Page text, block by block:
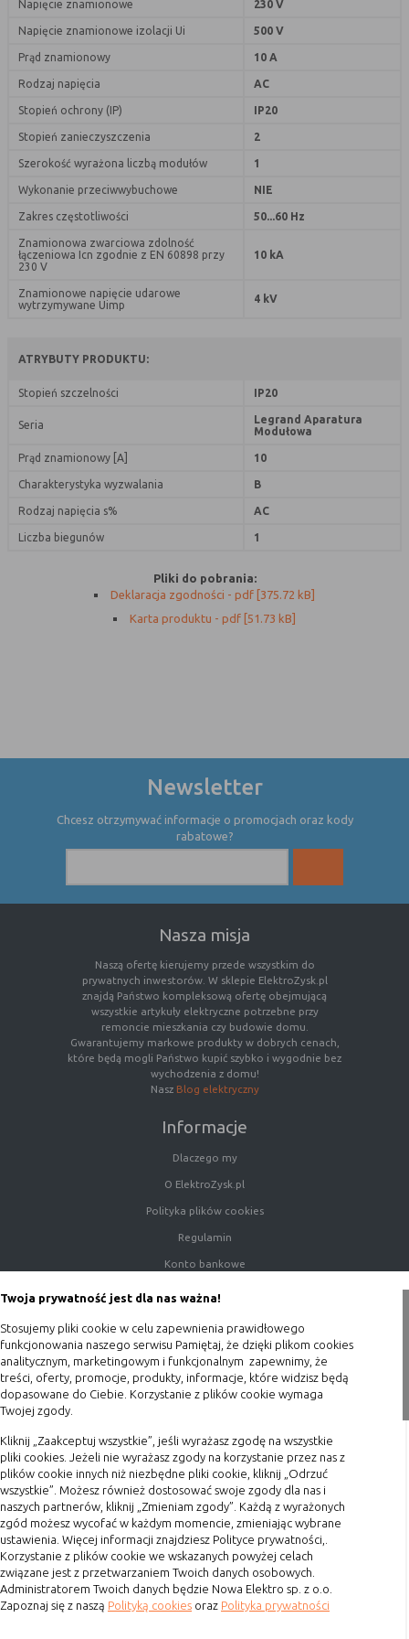
Twoja prywatność jest dla nas ważna!
Stosujemy pliki cookie w celu zapewnienia prawidłowego
funkcjonowania naszego serwisu Pamiętaj, że dzięki plikom cookies
analitycznym, marketingowym i funkcjonalnym zapewnimy, że
treści, oferty, promocje, produkty, informacje, które widzisz będą
dopasowane do Ciebie. Korzystanie z plików cookie wymaga
Twojej zgody.
Kliknij „Zaakceptuj wszystkie”, jeśli wyrażasz zgodę na wszystkie
pliki cookies. Jeżeli nie wyrażasz zgody na korzystanie przez nas z
plików cookie innych niż niezbędne pliki cookie, kliknij „Odrzuć
wszystkie”. Możesz również dostosować swoje zgody dla nas i
naszych partnerów, kliknij „Zmieniam zgody”. Każdą z wyrażonych
zgód możesz wycofać w każdym momencie, zmieniając wybrane
ustawienia. Więcej informacji znajdziesz Polityce prywatności,.
Korzystanie z plików cookie we wskazanych powyżej celach
związane jest z przetwarzaniem Twoich danych osobowych.
Administratorem Twoich danych będzie Nowa Elektro sp. z o.o.
Zapoznaj się z naszą Polityką cookies oraz Polityka prywatności
nie powinna uniemożliwić zupełnego
krzystania z niej,
- służą bardzo ważnym funkcjonalnościom
wybrane funkcje nie będą działać
prawidłowo.
Biznesowe
Umożliwiają realizację modelu
udostępniona jest witryna, ich
zablokowanie nie spowoduje
niedostępności całości funkcjonalności
świadczenia usługi ze względu na brak
witryny przychodów subsydiujących
działanie serwisu. Do tej kategorii należą
B. Ze względu na czas przez jaki cookie będzie
tymczasowe
(session
cookies)
przeglądarki (sesji), zostaje wykasowane
po jej zamknięciu
przeglądarki i pozostaje w urządzeniu
użytkownika na określony czas lub bez
okresu ważności w zależności od ustawień
Rodzaj
Opis
(first party
cookie umieszczone bezpośrednio przez
odwiedzona
zewnętrzne
(third-party
podmioty, których komponenty stron
zostały wywołane przez właściciela
cookie mogą być wywołane przez administratora
za pomocą skryptów, komponentów, które znajdują się na
serwerach partnera, umiejscowionych w innej lokalizacji –
innym kraju lub nawet zupełnie innym systemie prawnym.
W przypadku wywołania przez administratora witryny
komponentów serwisu pochodzących spoza systemu
administratora mogą obowiązywać inne standardowe
zasady polityki cookies niż polityka prywatności / cookies
administratora witryny.
Opis
umożliwiają ustawienia funkcji i usług
w serwisie
Bezpieczeństwo
i niezawodność
serwisu
umożliwiają weryfikację
wydajności serwisu
Uwierzytelnianie umożliwiają informowanie gdy
użytkownik jest zalogowany, dzięki
czemu witryna może pokazywać
Stan sesji
umożliwiają zapisywanie informacji o
tym, jak użytkownicy korzystają z
witryny. Mogą one dotyczyć najczęściej
odwiedzanych stron lub ewentualnych
komunikatów o błędach
wyświetlanych na niektórych stronach.
Pliki cookie służące do zapisywania
tzw. "stanu sesji" pomagają ulepszać
usługi i zwiększać komfort
przeglądania stron
Napięcie znamionowe 230 V
Napięcie znamionowe izolacji Ui 500 V
Prąd znamionowy 10 A
Rodzaj napięcia AC
Stopień ochrony (IP) IP20
Stopień zanieczyszczenia 2
Szerokość wyrażona liczbą modułów 1
Wykonanie przeciwwybuchowe NIE
Zakres częstotliwości 50...60 Hz
Znamionowa zwarciowa zdolność
łączeniowa Icn zgodnie z EN 60898 przy
230 V
10 kA
Znamionowe napięcie udarowe
wytrzymywane Uimp
4 kV
ATRYBUTY PRODUKTU:
Stopień szczelności IP20
Seria
Legrand Aparatura
Modułowa
Prąd znamionowy [A] 10
Charakterystyka wyzwalania B
Rodzaj napięcia s% AC
Liczba biegunów 1
Pliki do pobrania:
Deklaracja zgodności - pdf [375.72 kB]
Karta produktu - pdf [51.73 kB]
Newsletter
Chcesz otrzymywać informacje o promocjach oraz kody
rabatowe?
Nasza misja
Naszą ofertę kierujemy przede wszystkim do
prywatnych inwestorów. W sklepie ElektroZysk.pl
znajdą Państwo kompleksową ofertę obejmującą
wszystkie artykuły elektryczne potrzebne przy
remoncie mieszkania czy budowie domu.
Gwarantujemy markowe produkty w dobrych cenach,
które będą mogli Państwo kupić szybko i wygodnie bez
wychodzenia z domu!
Nasz Blog elektryczny
Informacje
Dlaczego my
O ElektroZysk.pl
Polityka plików cookies
Regulamin
Konto bankowe
Blog
Zakupy
Terminy realizacji
Koszty przesyłki
Dostawa
Reklamacje
Zwrot towaru
Kontakt
Szybki kontakt